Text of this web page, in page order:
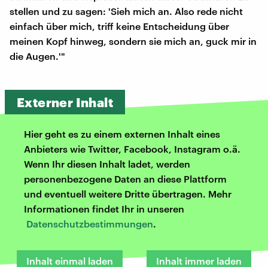
stellen und zu sagen: 'Sieh mich an. Also rede nicht
einfach über mich, triff keine Entscheidung über
meinen Kopf hinweg, sondern sie mich an, guck mir in
die Augen.'"
Externer Inhalt
Hier geht es zu einem externen Inhalt eines
Anbieters wie Twitter, Facebook, Instagram o.ä.
Wenn Ihr diesen Inhalt ladet, werden
personenbezogene Daten an diese Plattform
und eventuell weitere Dritte übertragen. Mehr
Informationen findet Ihr in unseren
Datenschutzbestimmungen.
Inhalt einmal laden Inhalt immer laden